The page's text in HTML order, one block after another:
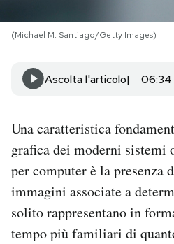
SHOP
CALENDARIO
AREA PERSONALE
Newsletter
Notifiche mobile
Regala il Post
Hai bisogno di aiuto?
(Michael M. Santiago/Getty Images)
Ascolta l'articolo 06:34
Una caratteristica
grafica dei moderni sistemi
per computer è la presenza
immagini associate a
solito rappresentano in
tempo più familiari di